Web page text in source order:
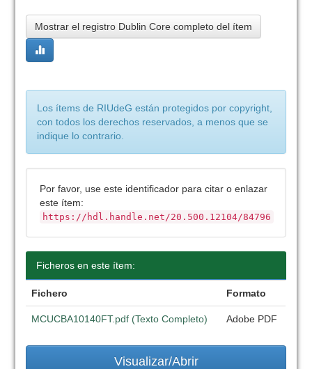
Mostrar el registro Dublin Core completo del ítem
Los ítems de RIUdeG están protegidos por copyright,
con todos los derechos reservados, a menos que se
indique lo contrario.
Por favor, use este identificador para citar o enlazar
este ítem:
https://hdl.handle.net/20.500.12104/84796
Ficheros en este ítem:
Fichero Formato
MCUCBA10140FT.pdf (Texto Completo) Adobe PDF
Visualizar/Abrir